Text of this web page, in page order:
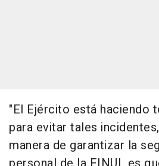
"El Ejército está haciendo
para evitar tales
manera de garantizar la